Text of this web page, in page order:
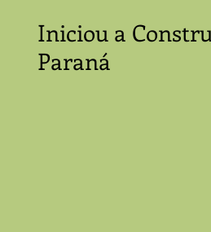
Iniciou a
Paraná